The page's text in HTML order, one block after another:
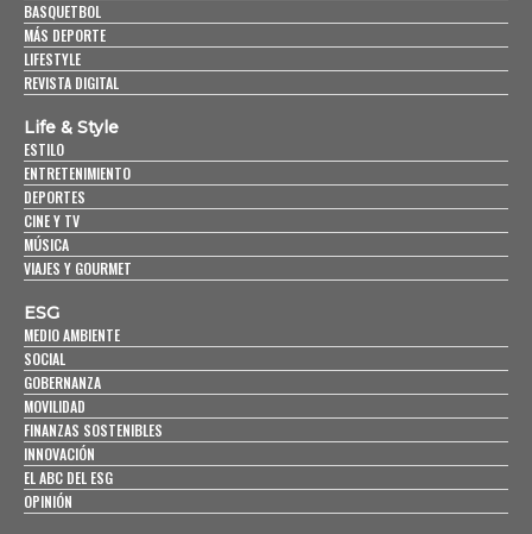
BASQUETBOL
MÁS DEPORTE
LIFESTYLE
REVISTA DIGITAL
Life & Style
ESTILO
ENTRETENIMIENTO
DEPORTES
CINE Y TV
MÚSICA
VIAJES Y GOURMET
ESG
MEDIO AMBIENTE
SOCIAL
GOBERNANZA
MOVILIDAD
FINANZAS SOSTENIBLES
INNOVACIÓN
EL ABC DEL ESG
OPINIÓN